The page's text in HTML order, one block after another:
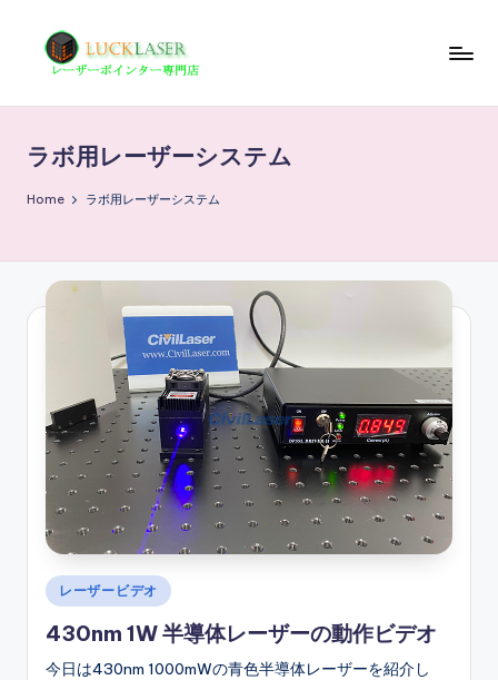
ザ
ー
科
学
情
報
ザ
ー
ポ
ー
ラボ用レーザーシステム
Home ラボ用レーザーシステム
Posted
レーザービデオ
430nm 1W 半導体レーザーの動作ビデオ
今日は430nm 1000mWの青色半導体レーザーを紹介し